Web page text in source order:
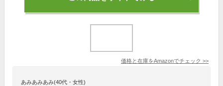
価格と在庫をAmazonでチェック >>
あみあみあみ(40代・女性)